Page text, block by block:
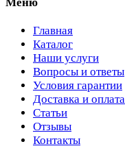
Главная
Каталог
Наши услуги
Вопросы и ответы
Условия гарантии
Доставка и оплата
Статьи
Отзывы
Контакты